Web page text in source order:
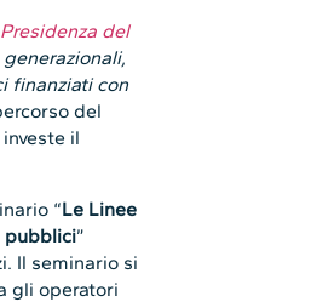
del
finanziati con
del
il
“Le Linee
pubblici”
Il seminario si
gli operatori